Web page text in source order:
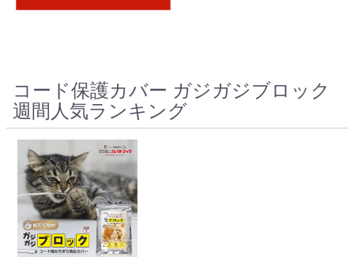
コード保護カバー ガジガジブロック
週間人気ランキング